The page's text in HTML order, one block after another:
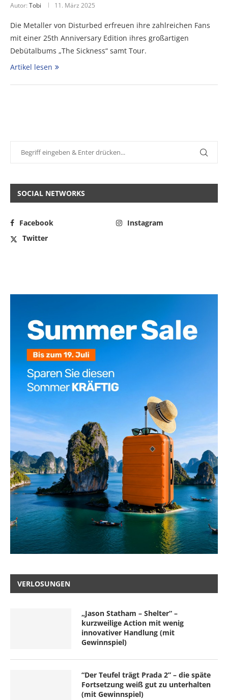
Autor: Tobi 11. März 2025
Die Metaller von Disturbed erfreuen ihre zahlreichen Fans
mit einer 25th Anniversary Edition ihres großartigen
Debütalbums „The Sickness“ samt Tour.
Artikel lesen
SOCIAL NETWORKS
Facebook
Instagram
Twitter
VERLOSUNGEN
„Jason Statham – Shelter“ –
kurzweilige Action mit wenig
innovativer Handlung (mit
Gewinnspiel)
“Der Teufel trägt Prada 2” – die späte
Fortsetzung weiß gut zu unterhalten
(mit Gewinnspiel)